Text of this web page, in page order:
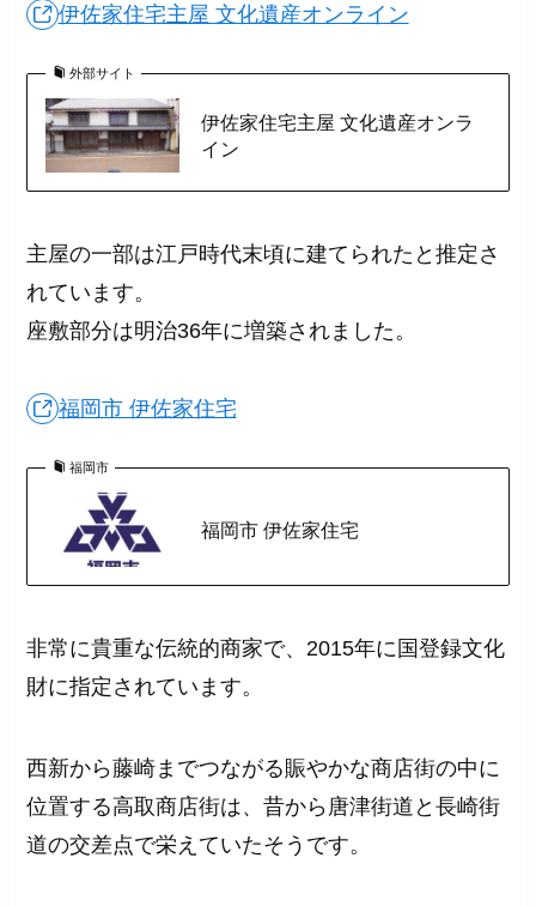
伊佐家住宅主屋 文化遺産オンライン
外部サイト
伊佐家住宅主屋 文化遺産オンラ
イン
主屋の一部は江戸時代末頃に建てられたと推定さ
れています。
座敷部分は明治36年に増築されました。
福岡市 伊佐家住宅
福岡市
福岡市 伊佐家住宅
非常に貴重な伝統的商家で、2015年に国登録文化
財に指定されています。
西新から藤崎までつながる賑やかな商店街の中に
位置する高取商店街は、昔から唐津街道と長崎街
道の交差点で栄えていたそうです。